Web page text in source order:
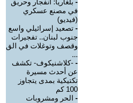
- بلغاريا: انفجار وحريق
في مصنع عسكري
(فيديو)
- تصعيد إسرائيلي واسع
جنوب لبنان.. تفجيرات
وقصف وتوغلات في الق
...
- -كلاشنيكوف- تكشف
عن أحدث مسيرة
تكتيكية بمدى يتجاوز
100 كم
- الحر ومشروبات